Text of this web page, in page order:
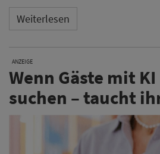
Weiterlesen
ANZEIGE
Wenn Gäste mit
suchen – taucht